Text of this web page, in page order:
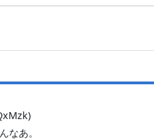
なあ。